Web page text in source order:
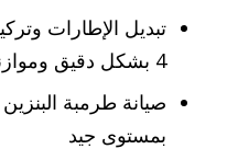
تبديل الإطارات
4 بشكل دقيق وموازنتها
صيانة طرمبة البنزين
بمستوى جيد